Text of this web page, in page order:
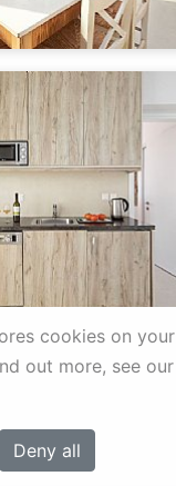
cookies on your
out more, see our
Deny all